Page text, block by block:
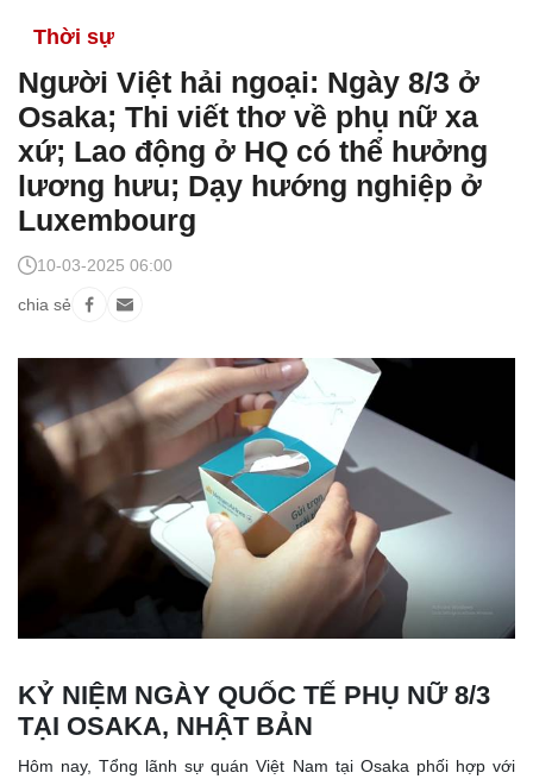
Thời sự
Người Việt hải ngoại: Ngày 8/3 ở
Osaka; Thi viết thơ về phụ nữ xa
xứ; Lao động ở HQ có thể hưởng
lương hưu; Dạy hướng nghiệp ở
Luxembourg
chia sẻ
10-03-2025 06:00
KỶ NIỆM NGÀY QUỐC TẾ PHỤ NỮ 8/3
TẠI OSAKA, NHẬT BẢN
Hôm nay, Tổng lãnh sự quán Việt Nam tại Osaka phối hợp với